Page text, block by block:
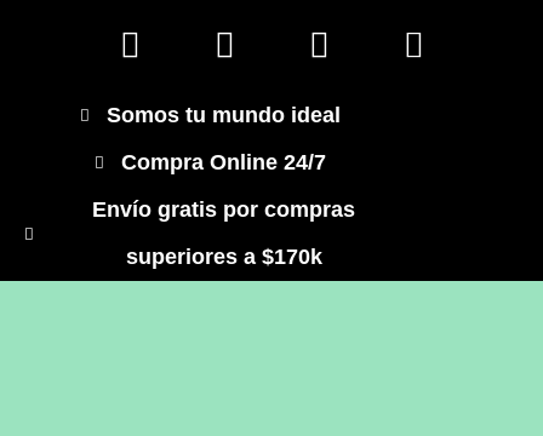
Somos tu mundo ideal
Compra Online 24/7
Envío gratis por compras
superiores a $170k